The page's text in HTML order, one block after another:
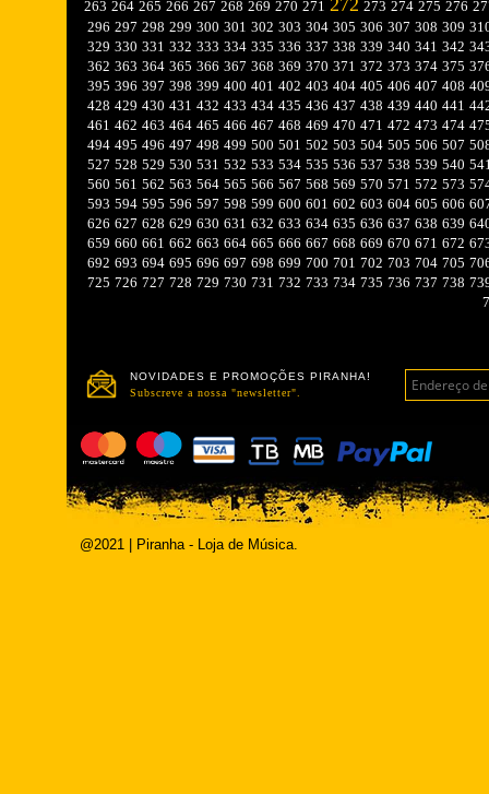
263 264 265 266 267 268 269 270 271 272 273 274 275 276
296 297 298 299 300 301 302 303 304 305 306 307 308 309
329 330 331 332 333 334 335 336 337 338 339 340 341 342
362 363 364 365 366 367 368 369 370 371 372 373 374 375
395 396 397 398 399 400 401 402 403 404 405 406 407 408
428 429 430 431 432 433 434 435 436 437 438 439 440 441
461 462 463 464 465 466 467 468 469 470 471 472 473 474
494 495 496 497 498 499 500 501 502 503 504 505 506 507
527 528 529 530 531 532 533 534 535 536 537 538 539 540
560 561 562 563 564 565 566 567 568 569 570 571 572 573
593 594 595 596 597 598 599 600 601 602 603 604 605 606
626 627 628 629 630 631 632 633 634 635 636 637 638 639
659 660 661 662 663 664 665 666 667 668 669 670 671 672
692 693 694 695 696 697 698 699 700 701 702 703 704 705
725 726 727 728 729 730 731 732 733 734 735 736 737 738
NOVIDADES E PROMOÇÕES PIRANHA!
Subscreve a nossa "newsletter".
@2021 | Piranha - Loja de Música.